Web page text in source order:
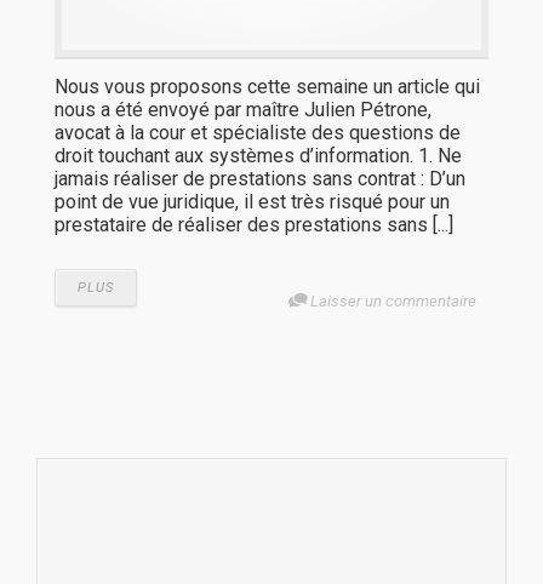
Nous vous proposons cette semaine un article qui
nous a été envoyé par maître Julien Pétrone,
avocat à la cour et spécialiste des questions de
droit touchant aux systèmes d’information. 1. Ne
jamais réaliser de prestations sans contrat : D’un
point de vue juridique, il est très risqué pour un
prestataire de réaliser des prestations sans [...]
PLUS
Laisser un commentaire